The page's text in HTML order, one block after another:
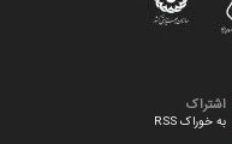
اشتراک
به خوراک RSS